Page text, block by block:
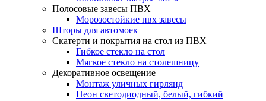
Полосовые завесы ПВХ
Морозостойкие пвх завесы
Шторы для автомоек
Скатерти и покрытия на стол из ПВХ
Гибкое стекло на стол
Мягкое стекло на столешницу
Декоративное освещение
Монтаж уличных гирлянд
Неон светодиодный, белый, гибкий